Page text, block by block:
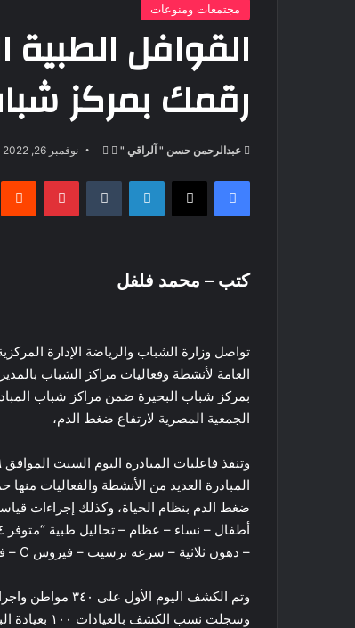
مجتمعات ومنوعات
القوافل
رقمك بمركز
عبدالرحمن حسن " آلراقي "
تابع
X
أرسل
إلكترونيا
نوفمبر 26, 2022
فيسبوك ‫X لينكدإن بينتيريست
كتب – محمد فلفل
تواصل وزارة الشباب والرياضة الإدارة
العامة لأنشطة وفعاليات مراكز الشباب
بمركز شباب البحيرة ضمن مراكز شباب
الجمعية المصرية لارتفاع ضغط الدم،
المبادرة العديد من الأنشطة والفعاليات
ضغط الدم بنظام الحياة، وكذلك إجراءات
– دهون ثلاثية – سرعه ترسيب – فيروس C – فيروس B – ميكروب سبحي – معامل التهاب – سكر – بول – براز).
وتم الكشف اليوم الأول على ٣٤٠ مواطن واجراء ٢٢٤ تحليل مجانًا